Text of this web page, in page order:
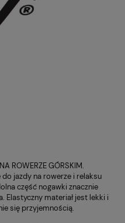
ROWERZE GÓRSKIM.
jazdy na rowerze i relaksu
część nogawki znacznie
Elastyczny materiał jest lekki i
się przyjemnością.